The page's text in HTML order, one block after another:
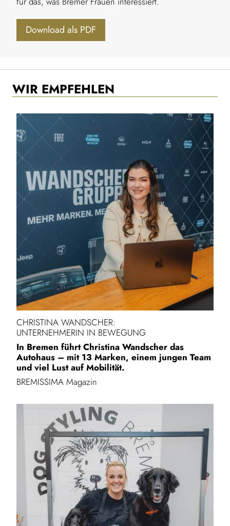
Download als PDF
WIR EMPFEHLEN
CHRISTINA WANDSCHER:
UNTERNEHMERIN IN BEWEGUNG
In Bremen führt Christina Wandscher das
Autohaus – mit 13 Marken, einem jungen Team
und viel Lust auf Mobilität.
BREMISSIMA Magazin